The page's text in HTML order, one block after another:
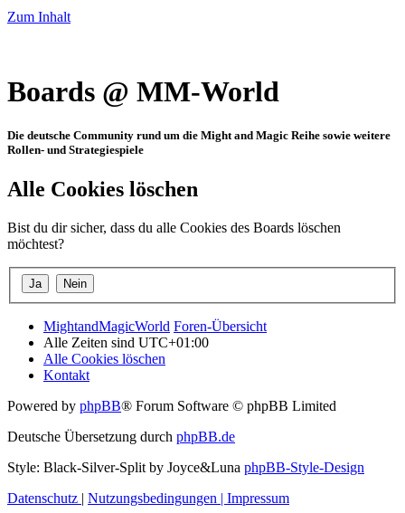
Zum Inhalt
Boards @ MM-World
Die deutsche Community rund um die Might and Magic Reihe sowie weitere
Rollen- und Strategiespiele
Alle Cookies löschen
Bist du dir sicher, dass du alle Cookies des Boards löschen
möchtest?
MightandMagicWorld Foren-Übersicht
Alle Zeiten sind UTC+01:00
Alle Cookies löschen
Kontakt
Powered by phpBB® Forum Software © phpBB Limited
Deutsche Übersetzung durch phpBB.de
Style: Black-Silver-Split by Joyce&Luna phpBB-Style-Design
Datenschutz | Nutzungsbedingungen | Impressum